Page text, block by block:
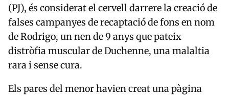
(PJ), és considerat el cervell darrere la creació de
falses campanyes de recaptació de fons en nom
de Rodrigo, un nen de 9 anys que pateix
distròfia muscular de Duchenne, una malaltia
rara i sense cura.
Els pares del menor havien creat una pàgina